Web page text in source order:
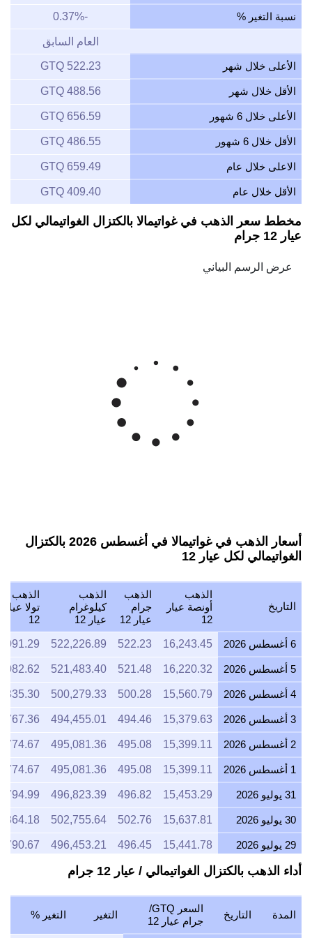
نسبة التغير % -0.37%
العام السابق
الأعلى خلال شهر 522.23 GTQ
الأقل خلال شهر 488.56 GTQ
الأعلى خلال 6 شهور 656.59 GTQ
الأقل خلال 6 شهور 486.55 GTQ
الاعلى خلال عام 659.49 GTQ
الأقل خلال عام 409.40 GTQ
مخطط سعر الذهب في غواتيمالا بالكتزال الغواتيمالي لكل
عيار 12 جرام
أسعار الذهب في غواتيمالا في أغسطس 2026 بالكتزال
الغواتيمالي لكل عيار 12
التاريخ
الذهب
أونصة عيار
12
الذهب
جرام
عيار 12
الذهب
كيلوغرام
عيار 12
الذهب
تولا عيار
12
6 أغسطس 2026 16,243.45
522.23
522,226.89
5 أغسطس 2026 16,220.32
521.48
521,483.40
4 أغسطس 2026 15,560.79
500.28
500,279.33
3 أغسطس 2026 15,379.63
494.46
494,455.01
2 أغسطس 2026 15,399.11
495.08
495,081.36
1 أغسطس 2026 15,399.11
495.08
495,081.36
31 يوليو 2026 15,453.29
496.82
496,823.39
30 يوليو 2026 15,637.81
502.76
502,755.64
29 يوليو 2026 15,441.78
496.45
496,453.21
28 يوليو 2026 15,379.15
494.44
494,439.65
27 يوليو 2026 15,573.97
500.70
500,702.98
26 يوليو 2026 15,447.91
496.65
496,650.27
أداء الذهب بالكتزال الغواتيمالي / عيار 12 جرام
المدة التاريخ
السعر GTQ/
جرام عيار 12
التغير التغير %